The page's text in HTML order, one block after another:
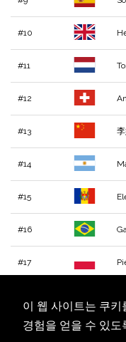
이 웹 사이트는 쿠
경험을 얻을 수 있도
#10
#11
#12
#13
#14
#15
#16
#17
#19